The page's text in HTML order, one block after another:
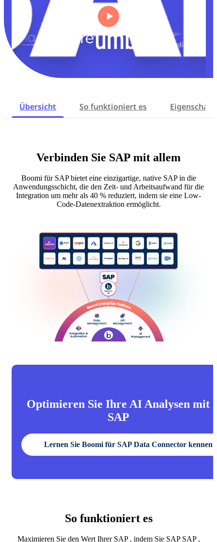
Übersicht So funktioniert es
Verbinden Sie SAP mit allem
Boomi für SAP bietet eine einzigartige, native SAP in die
Anwendungsschicht, die den Zeit- und Arbeitsaufwand für die
Integration um mehr als 40 % reduziert, indem sie eine Low-
Code-Datenextraktion ermöglicht.
Optimieren Sie Ihre AI Analysen mit
SAP
Lernen Sie Boomi für SAP Data Connector kennen
So funktioniert es
Maximieren Sie den Wert Ihrer SAP , indem Sie SAP SAP ,